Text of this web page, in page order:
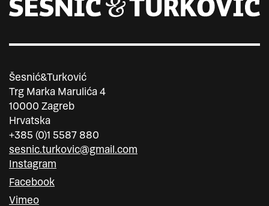
Šesnić&Turković
Trg Marka Marulića 4
10000 Zagreb
Hrvatska
+385 (0)1 5587 880
sesnic.turkovic@gmail.com
Instagram
Facebook
Vimeo